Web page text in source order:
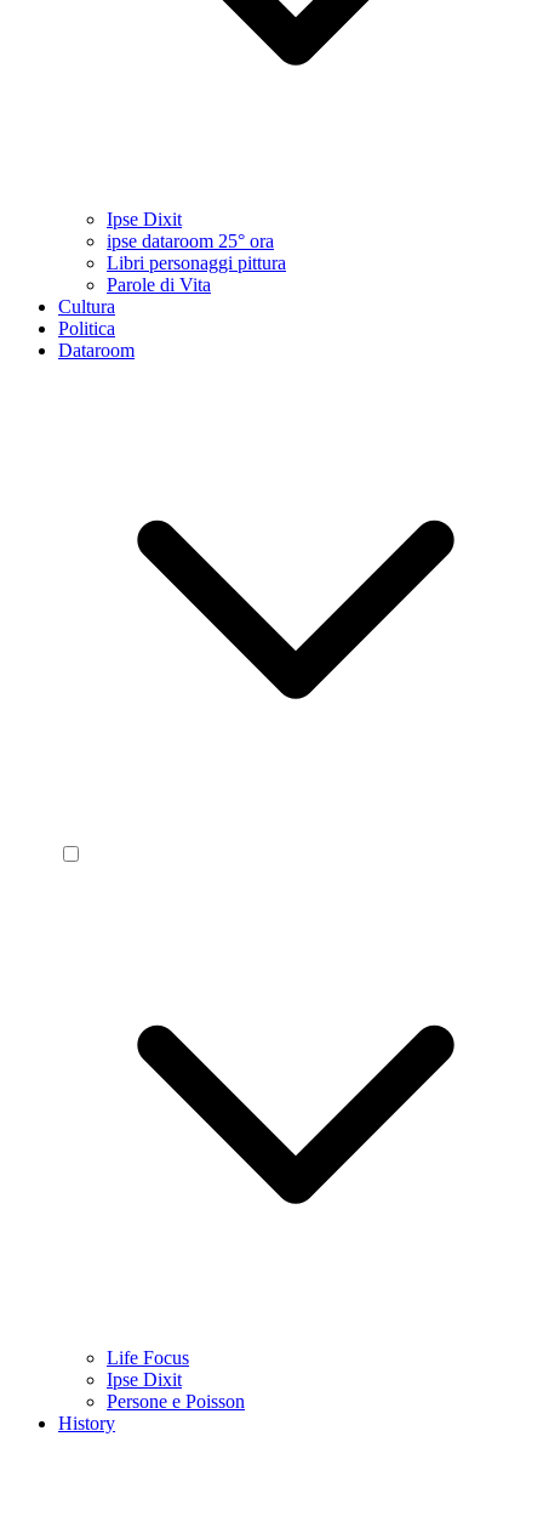
Ipse Dixit
ipse dataroom 25° ora
Libri personaggi pittura
Parole di Vita
Cultura
Politica
Dataroom
Life Focus
Ipse Dixit
Persone e Poisson
History